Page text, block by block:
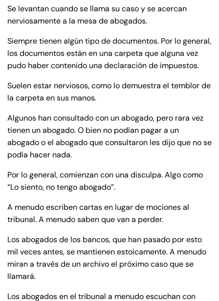
Se levantan cuando se llama su caso y se acercan
nerviosamente a la mesa de abogados.
Siempre tienen algún tipo de documentos. Por lo general,
los documentos están en una carpeta que alguna vez
pudo haber contenido una declaración de impuestos.
Suelen estar nerviosos, como lo demuestra el temblor de
la carpeta en sus manos.
Algunos han consultado con un abogado, pero rara vez
tienen un abogado. O bien no podían pagar a un
abogado o el abogado que consultaron les dijo que no se
podía hacer nada.
Por lo general, comienzan con una disculpa. Algo como
“Lo siento, no tengo abogado”.
A menudo escriben cartas en lugar de mociones al
tribunal. A menudo saben que van a perder.
Los abogados de los bancos, que han pasado por esto
mil veces antes, se mantienen estoicamente. A menudo
miran a través de un archivo el próximo caso que se
llamará.
Los abogados en el tribunal a menudo escuchan con